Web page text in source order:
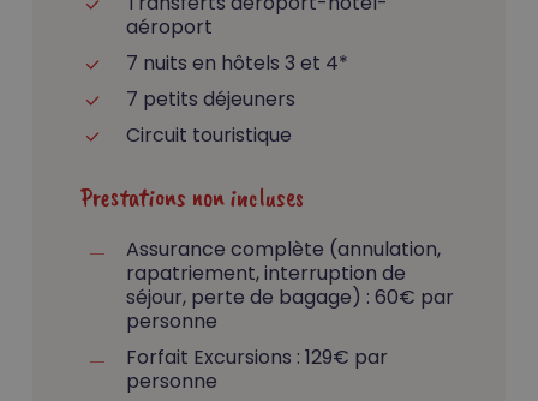
aéroport
7 nuits en hôtels 3 et 4*
7 petits déjeuners
Circuit touristique
Prestations non incluses
Assurance complète (annulation,
rapatriement, interruption de
séjour, perte de bagage) : 60€ par
personne
Forfait Excursions : 129€ par
personne